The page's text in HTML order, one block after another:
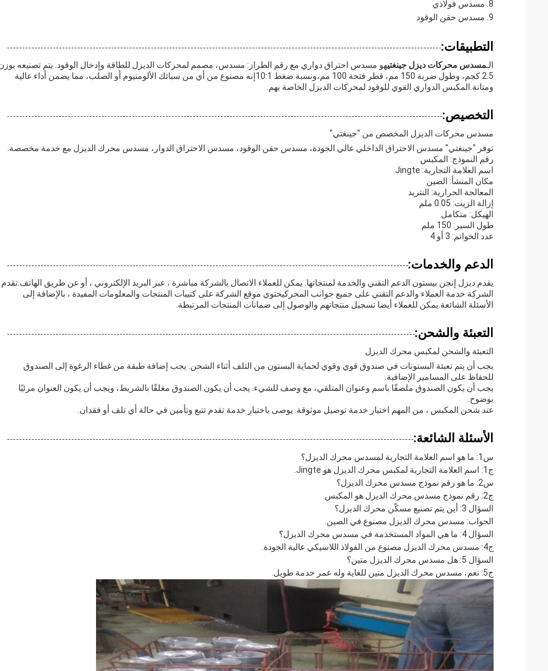
مسدس فولاذي
مسدس حقن الوقود
التطبيقات:
الـمسدس محركات ديزل جينغتيهو مسدس احتراق دواري مع رقم الطراز: مسدس، مصمم لمحركات الديزل للطاقة وإدخال الوقود. يتم تصنيعه
2.5 كجم، وطول ضربة 150 مم، قطر فتحة 100 مم،ونسبة ضغط 10:1إنه مصنوع من أي من سبائك الألومنيوم أو الصلب، مما يضمن أداء عالية
ومتانة.المكبس الدواري القوي للوقود لمحركات الديزل الخاصة بهم.
التخصيص:
مسدس محركات الديزل المخصص من "جينغتي"
توفر "جينغتي" مسدس الاحتراق الداخلي عالي الجودة، مسدس حقن الوقود، مسدس الاحتراق الدوار، مسدس محرك الديزل مع خدمة مخصصة.
رقم النموذج: المكبس
اسم العلامة التجارية: Jingte
مكان المنشأ: الصين
المعالجة الحرارية: النتريد
إزالة الزيت: 0.05 ملم
الهيكل: متكامل
طول السير: 150 ملم
عدد الخواتم: 3 أو 4
الدعم والخدمات:
يقدم ديزل إنجن بيستون الدعم التقني والخدمة لمنتجاتها. يمكن للعملاء الاتصال بالشركة مباشرة ، عبر البريد الإلكتروني ، أو عن طريق الهاتف.تقدم
الشركة خدمة العملاء والدعم التقني على جميع جوانب المحركيحتوي موقع الشركة على كتيبات المنتجات والمعلومات المفيدة ، بالإضافة إلى
الأسئلة الشائعة.يمكن للعملاء أيضا تسجيل منتجاتهم والوصول إلى ضمانات المنتجات المرتبطة.
التعبئة والشحن:
التعبئة والشحن لمكبس محرك الديزل
يجب أن يتم تعبئة البستونات في صندوق قوي وقوي لحماية البستون من التلف أثناء الشحن. يجب إضافة طبقة من غطاء الرغوة إلى الصندوق
للحفاظ على المسامير الإضافية.
يجب أن يكون الصندوق ملصقًا باسم وعنوان المتلقي، مع وصف للشيء. يجب أن يكون الصندوق مغلقًا بالشريط، ويجب أن يكون العنوان مرئيًا
بوضوح.
عند شحن المكبس ، من المهم اختيار خدمة توصيل موثوقة. يوصى باختيار خدمة تقدم تتبع وتأمين في حالة أي تلف أو فقدان.
الأسئلة الشائعة:
س1: ما هو اسم العلامة التجارية لمسدس محرك الديزل؟
ج1: اسم العلامة التجارية لمكبس محرك الديزل هو Jingte.
س2: ما هو رقم نموذج مسدس محرك الديزل؟
ج2: رقم نموذج مسدس محرك الديزل هو المكبس.
السؤال 3: أين يتم تصنيع مسكّن محرك الديزل؟
الجواب: مسدس محرك الديزل مصنوع في الصين.
السؤال 4: ما هي المواد المستخدمة في مسدس محرك الديزل؟
ج4: مسدس محرك الديزل مصنوع من الفولاذ اللاسيكي عالية الجودة.
السؤال 5: هل مسدس محرك الديزل متين؟
ج5: نعم، مسدس محرك الديزل متين للغاية وله عمر خدمة طويل.